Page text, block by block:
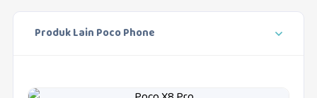
Produk Lain Poco Phone